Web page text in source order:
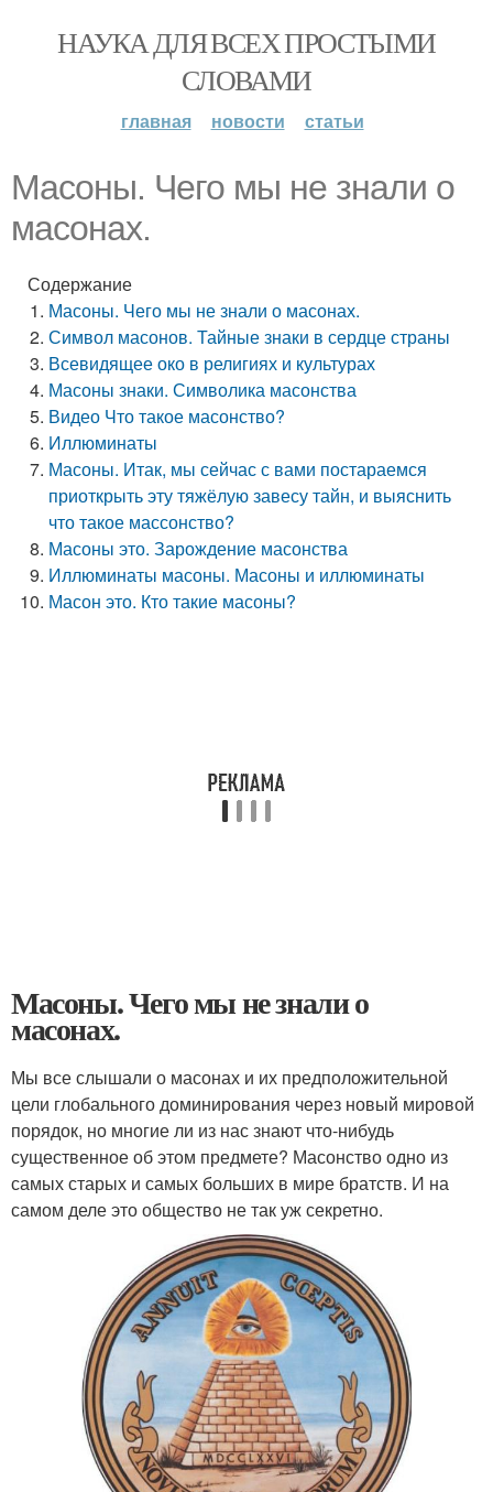
НАУКА ДЛЯ ВСЕХ ПРОСТЫМИ
СЛОВАМИ
главная новости статьи
Масоны. Чего мы не знали о
масонах.
Содержание
Масоны. Чего мы не знали о масонах.
Символ масонов. Тайные знаки в сердце страны
Всевидящее око в религиях и культурах
Масоны знаки. Символика масонства
Видео Что такое масонство?
Иллюминаты
Масоны. Итак, мы сейчас с вами постараемся
приоткрыть эту тяжёлую завесу тайн, и выяснить
что такое массонство?
Масоны это. Зарождение масонства
Иллюминаты масоны. Масоны и иллюминаты
Масон это. Кто такие масоны?
Масоны. Чего мы не знали о
масонах.
Мы все слышали о масонах и их предположительной
цели глобального доминирования через новый мировой
порядок, но многие ли из нас знают что-нибудь
существенное об этом предмете? Масонство одно из
самых старых и самых больших в мире братств. И на
самом деле это общество не так уж секретно.